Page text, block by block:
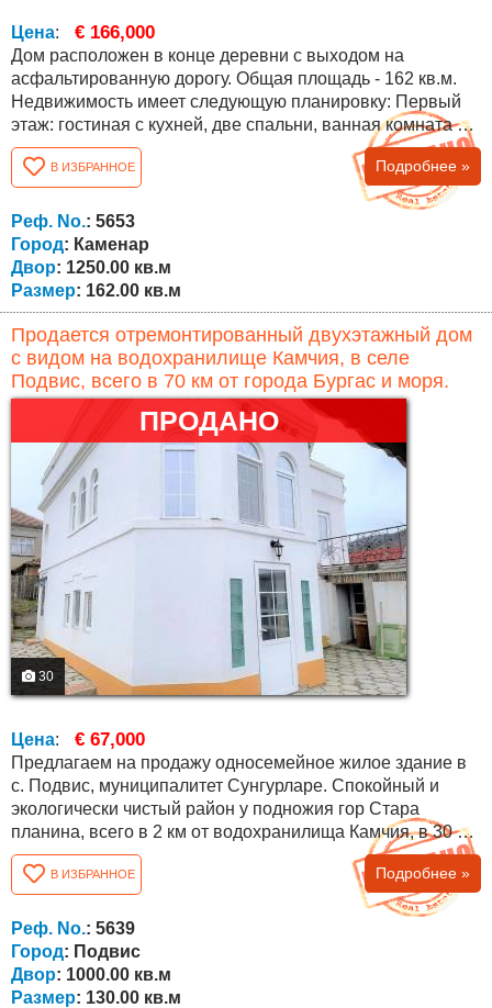
Цена: € 166,000
Дом расположен в конце деревни с выходом на
асфальтированную дорогу. Общая площадь - 162 кв.м.
Недвижимость имеет следующую планировку: Первый
этаж: гостиная с кухней, две спальни, ванная комната с
туалетом, коридор, веранда с барбекю и лестница на
второй этаж. Второй этаж (мансардный): три спальни,
коридор, две террасы и ванная комната с туалетом. Дом
отремонтирован, с новым стеклопакетом и новой
отремонтированной крышей....
В ИЗБРАННОЕ Подробнее »
Реф. No.: 5653
Город: Каменар
Двор: 1250.00 кв.м
Размер: 162.00 кв.м
Продается отремонтированный двухэтажный дом
с видом на водохранилище Камчия, в селе
Подвис, всего в 70 км от города Бургас и моря.
ПРОДАНО
30
Цена: € 67,000
Предлагаем на продажу односемейное жилое здание в
с. Подвис, муниципалитет Сунгурларе. Спокойный и
экологически чистый район у подножия гор Стара
планина, всего в 2 км от водохранилища Камчия, в 30 км
от г. Карнобат и в 70 км от областного города Бургас.
Климат района умеренно-континентальный, для
которого характерна мягкая зима, ранняя весна,
умеренно-жаркое лето и теплая осень. Дом имеет
площадь 130 кв.м., двор и сад 1000 кв.м....
В ИЗБРАННОЕ Подробнее »
Реф. No.: 5639
Город: Подвис
Двор: 1000.00 кв.м
Размер: 130.00 кв.м